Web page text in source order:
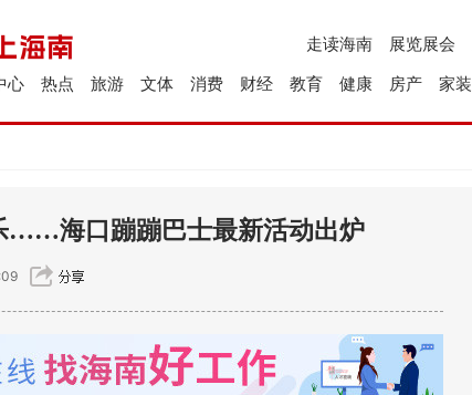
展览展会
走读海南
家装
房产
健康
教育
财经
消费
文体
旅游
热点
心
……海口蹦蹦巴士最新活动出炉